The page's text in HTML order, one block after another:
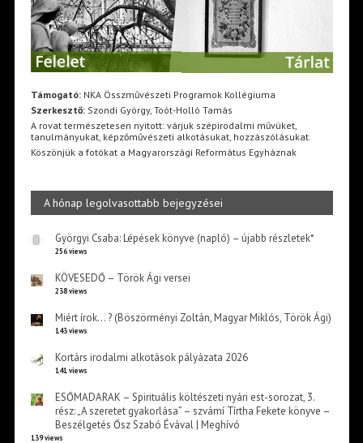
Támogató:NKA Összművészeti Programok Kollégiuma
Szerkesztő:Szondi György, Toót-Holló Tamás
A rovat természetesen nyitott: várjuk szépirodalmi művüket,
tanulmányukat, képzőművészeti alkotásukat, hozzászólásukat.
Köszönjük a fotókat a Magyarországi Református Egyháznak
A hónap legolvasottabb bejegyzései
Györgyi Csaba: Lépések könyve (napló) – újabb részletek*
256 views
KÖVESEDŐ – Török Ági versei
238 views
Miért írok… ? (Böszörményi Zoltán, Magyar Miklós, Török Ági)
143 views
Kortárs irodalmi alkotások pályázata 2026
141 views
ESŐMADARAK – Spirituális költészeti nyári est-sorozat, 3.
rész: „A szeretet gyakorlása” – szvámí Tírtha Fekete könyve –
Beszélgetés Ősz Szabó Évával | Meghívó
139 views